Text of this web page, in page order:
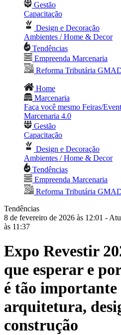
Gestão
Capacitação
Design e Decoração
Ambientes / Home & Decor
Tendências
Empreenda Marcenaria
Reforma Tributária
Home
Marcenaria
Faça você mesmo Feiras/
Marcenaria 4.0
Gestão
Capacitação
Design e Decoração
Ambientes / Home & Decor
Tendências
Empreenda Marcenaria
Reforma Tributária
Tendências
8 de fevereiro de 2026 às 12:01 -
às 11:37
Expo Revestir
que esperar e
é tão
arquitetura,
construção